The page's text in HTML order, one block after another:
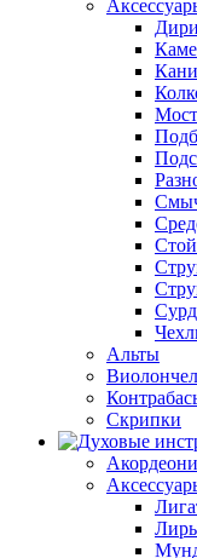
Альты
Скрипки